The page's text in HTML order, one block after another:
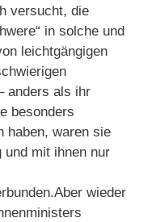
versucht, die
in solche und
leichtgängigen
anders als ihr
besonders
haben, waren sie
und mit ihnen nur
wieder